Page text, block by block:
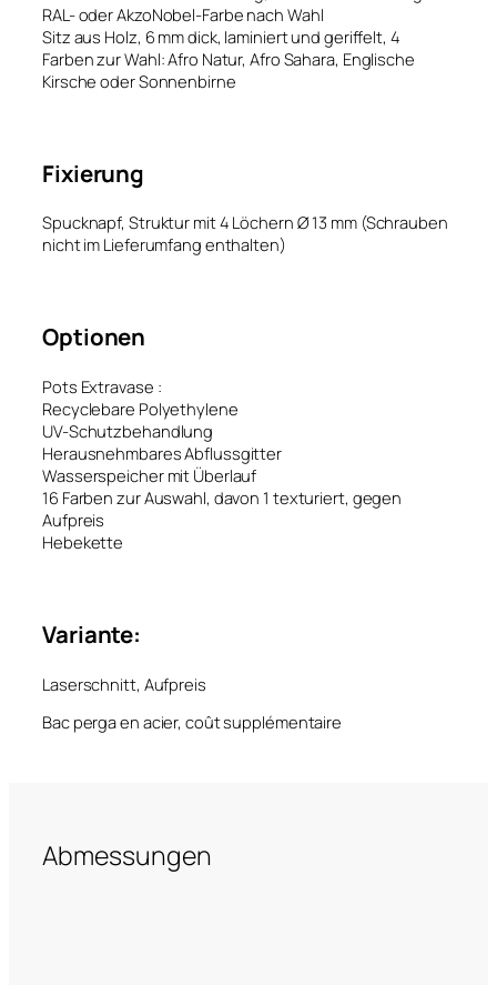
RAL- oder AkzoNobel-Farbe nach Wahl
Sitz aus Holz, 6 mm dick, laminiert und geriffelt, 4
Farben zur Wahl: Afro Natur, Afro Sahara, Englische
Kirsche oder Sonnenbirne
Fixierung
Spucknapf, Struktur mit 4 Löchern Ø 13 mm (Schrauben
nicht im Lieferumfang enthalten)
Optionen
Pots Extravase :
Recyclebare Polyethylene
UV-Schutzbehandlung
Herausnehmbares Abflussgitter
Wasserspeicher mit Überlauf
16 Farben zur Auswahl, davon 1 texturiert, gegen
Aufpreis
Hebekette
Variante:
Laserschnitt, Aufpreis
Bac perga en acier, coût supplémentaire
Abmessungen